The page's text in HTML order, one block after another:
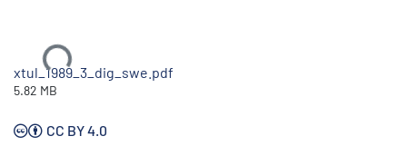
Ladataan...
xtul_1989_3_dig_swe.pdf
5.82 MB
CC BY 4.0